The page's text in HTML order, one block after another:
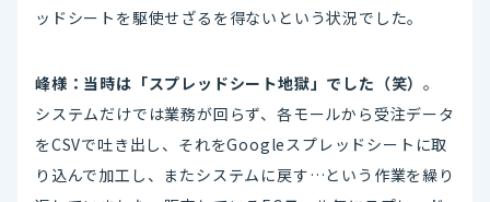
ッドシートを駆使せざるを得ないという状況でした。
峰様：当時は「スプレッドシート地獄」でした（笑）。
システムだけでは業務が回らず、各モールから受注データ
をCSVで吐き出し、それをGoogleスプレッドシートに取
り込んで加工し、またシステムに戻す…という作業を繰り